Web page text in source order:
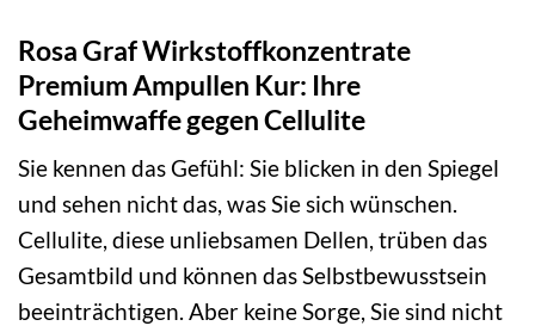
Rosa Graf Wirkstoffkonzentrate
Premium Ampullen Kur: Ihre
Geheimwaffe gegen Cellulite
Sie kennen das Gefühl: Sie blicken in den Spiegel
und sehen nicht das, was Sie sich wünschen.
Cellulite, diese unliebsamen Dellen, trüben das
Gesamtbild und können das Selbstbewusstsein
beeinträchtigen. Aber keine Sorge, Sie sind nicht